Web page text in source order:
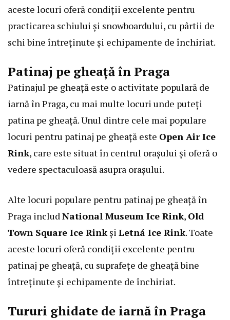
aceste locuri oferă condiții excelente pentru
practicarea schiului și snowboardului, cu pârtii de
schi bine întreținute și echipamente de închiriat.
Patinaj pe gheață în Praga
Patinajul pe gheață este o activitate populară de
iarnă în Praga, cu mai multe locuri unde puteți
patina pe gheață. Unul dintre cele mai populare
locuri pentru patinaj pe gheață este Open Air Ice
Rink, care este situat în centrul orașului și oferă o
vedere spectaculoasă asupra orașului.
Alte locuri populare pentru patinaj pe gheață în
Praga includNational Museum Ice Rink, Old
Town Square Ice Rinkși Letná Ice Rink. Toate
aceste locuri oferă condiții excelente pentru
patinaj pe gheață, cu suprafețe de gheață bine
întreținute și echipamente de închiriat.
Tururi ghidate de iarnă în Praga